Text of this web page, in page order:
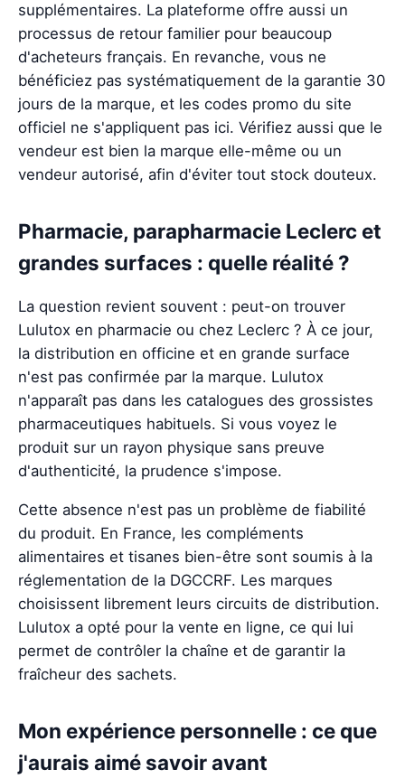
supplémentaires. La plateforme offre aussi un
processus de retour familier pour beaucoup
d'acheteurs français. En revanche, vous ne
bénéficiez pas systématiquement de la garantie 30
jours de la marque, et les codes promo du site
officiel ne s'appliquent pas ici. Vérifiez aussi que le
vendeur est bien la marque elle-même ou un
vendeur autorisé, afin d'éviter tout stock douteux.
Pharmacie, parapharmacie Leclerc et
grandes surfaces : quelle réalité ?
La question revient souvent : peut-on trouver
Lulutox en pharmacie ou chez Leclerc ? À ce jour,
la distribution en officine et en grande surface
n'est pas confirmée par la marque. Lulutox
n'apparaît pas dans les catalogues des grossistes
pharmaceutiques habituels. Si vous voyez le
produit sur un rayon physique sans preuve
d'authenticité, la prudence s'impose.
Cette absence n'est pas un problème de fiabilité
du produit. En France, les compléments
alimentaires et tisanes bien-être sont soumis à la
réglementation de la DGCCRF. Les marques
choisissent librement leurs circuits de distribution.
Lulutox a opté pour la vente en ligne, ce qui lui
permet de contrôler la chaîne et de garantir la
fraîcheur des sachets.
Mon expérience personnelle : ce que
j'aurais aimé savoir avant